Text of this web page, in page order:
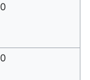
0
0